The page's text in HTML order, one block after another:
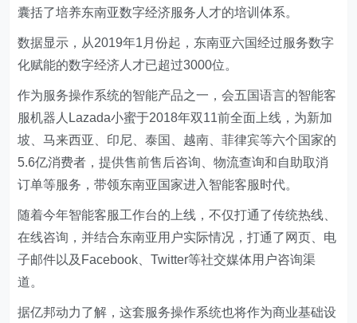
囊括了培养东南亚数字经济服务人才的培训体系。
数据显示，从2019年1月份起，东南亚六国经过服务数字
化赋能的数字经济人才已超过3000位。
作为服务操作系统的智能产品之一，会五国语言的智能客
服机器人Lazada小蜜于2018年双11前全面上线，为新加
坡、马来西亚、印尼、泰国、越南、菲律宾等六个国家的
5.6亿消费者，提供售前售后咨询、物流查询和自助取消
订单等服务，带领东南亚国家进入智能客服时代。
随着今年智能客服工作台的上线，不仅打通了传统热线、
在线咨询，并结合东南亚用户实际情况，打通了网页、电
子邮件以及Facebook、Twitter等社交媒体用户咨询渠
道。
据亿邦动力了解，这套服务操作系统也将作为商业基础设